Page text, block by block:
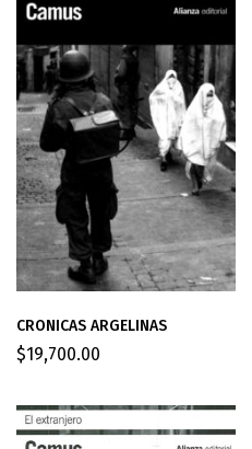
CRONICAS ARGELINAS
$19,700.00